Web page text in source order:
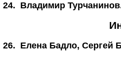
24. Владимир
26. Елена Бадло, Сергей